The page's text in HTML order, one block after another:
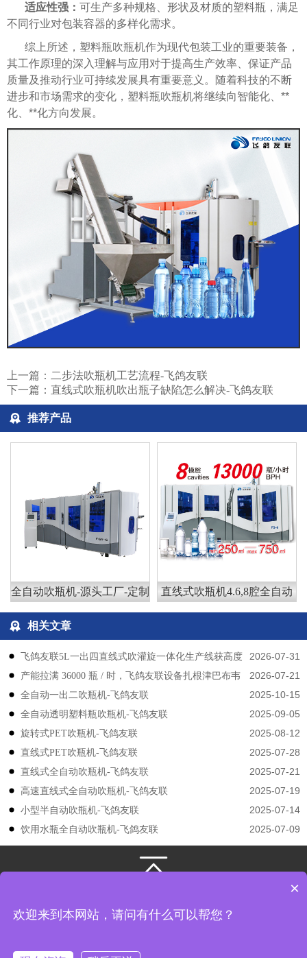
适应性强： 可生产多种规格、形状及材质的塑料瓶，满足
不同行业对包装容器的多样化需求。
综上所述，塑料瓶吹瓶机作为现代包装工业的重要装备，
其工作原理的深入理解与应用对于提高生产效率、保证产品
质量及推动行业可持续发展具有重要意义。随着科技的不断
进步和市场需求的变化，塑料瓶吹瓶机将继续向智能化、**
化、**化方向发展。
上一篇： 二步法吹瓶机工艺流程-飞鸽友联
下一篇： 直线式吹瓶机吹出瓶子缺陷怎么解决-飞鸽友联
推荐产品
全自动吹瓶机-源头工厂-定制 直线式吹瓶机4.6,8腔全自动
相关文章
2026-07-31
飞鸽友联5L一出四直线式吹灌旋一体化生产线获高度
认可
2026-07-21
产能拉满 36000 瓶 / 时，飞鸽友联设备扎根津巴布韦
2025-10-15
​​全自动一出二吹瓶机-飞鸽友联
2025-09-05
全自动透明塑料瓶吹瓶机-飞鸽友联
2025-08-12
旋转式PET吹瓶机-飞鸽友联
2025-07-28
直线式PET吹瓶机-飞鸽友联
2025-07-21
直线式全自动吹瓶机-飞鸽友联
2025-07-19
高速直线式全自动吹瓶机-飞鸽友联
2025-07-14
小型半自动吹瓶机-飞鸽友联
2025-07-09
饮用水瓶全自动吹瓶机-飞鸽友联
江苏飞鸽友联机械股份有限公司
版权所有
地址： 江苏省张家港市凤凰镇韩国工业园飞翔路8号
×
欢迎来到本网站，请问有什么可以帮您？